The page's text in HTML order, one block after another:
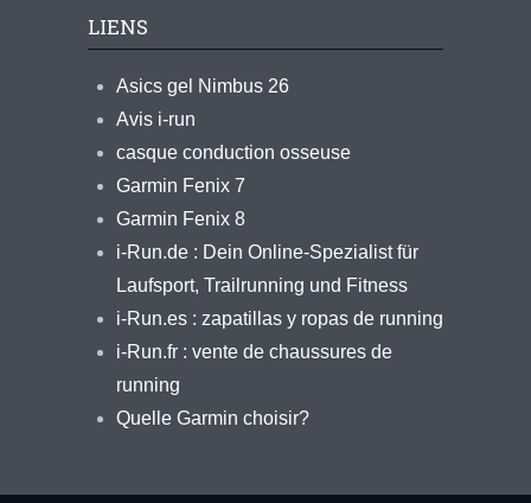
LIENS
Asics gel Nimbus 26
Avis i-run
casque conduction osseuse
Garmin Fenix 7
Garmin Fenix 8
i-Run.de : Dein Online-Spezialist für
Laufsport, Trailrunning und Fitness
i-Run.es : zapatillas y ropas de running
i-Run.fr : vente de chaussures de
running
Quelle Garmin choisir?